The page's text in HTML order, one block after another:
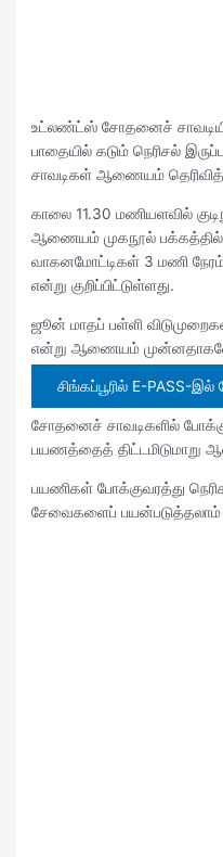
உட்லண்ட்ஸ் சோதனைச்
பாதையில் கடும் நெரிசல்
சாவடிகள் ஆணையம்
காலை 11.30 மணியளவில்
ஆணையம் முகநூல் பக்கத்தில்
வாகனமோட்டிகள் 3 மணி நேரம்
என்று குறிப்பிட்டுள்ளது.
ஜூன் மாதப் பள்ளி
என்று ஆணையம் முன்னதாகவே
சிங்கப்பூரில் E-PASS-
சோதனைச் சாவடிகளில்
பயணத்தைத்
பயணிகள் போக்குவரத்து
சேவைகளைப்